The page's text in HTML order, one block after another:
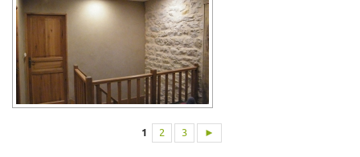
1 2 3 ►